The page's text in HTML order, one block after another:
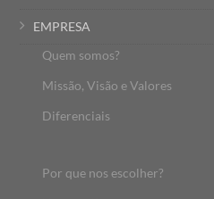
EMPRESA
Quem somos?
Missão, Visão e Valores
Diferenciais
Por que nos escolher?